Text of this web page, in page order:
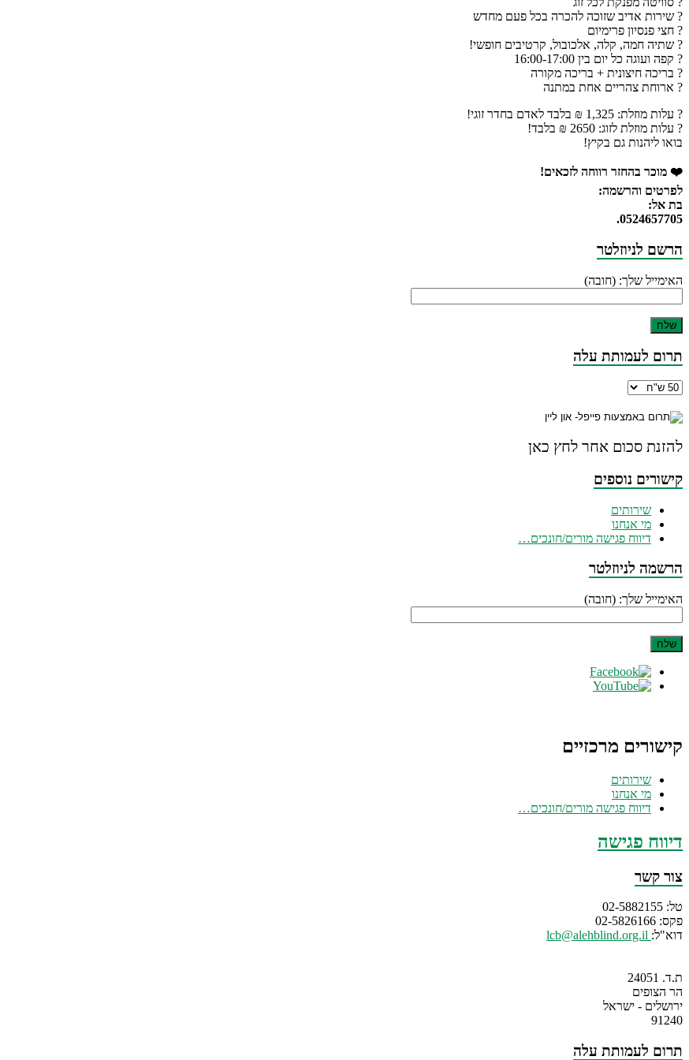
? שירות אדיב שזוכה להכרה בכל פעם מחדש
? חצי פנסיון פרימיום
? שתיה חמה, קלה, אלכובול, קרטיבים חופשי!
? קפה ועוגה כל יום בין 16:00-17:00
? בריכה חיצונית + בריכה מקורה
? ארוחת צהריים אחת במתנה
? עלות מוזלת: 1,325 ₪ בלבד לאדם בחדר זוגי!
? עלות מוזלת לזוג: 2650 ₪ בלבד!
בואו ליהנות גם בקיץ!
❤️ מוכר בהחזר רווחה לזכאים!
לפרטים והרשמה:
בת אל:
0524657705.
הרשם לניוזלטר
האימייל שלך: (חובה)
תרום לעמותת עלה
להזנת סכום אחר לחץ כאן
קישורים נוספים
שירותים
מי אנחנו
דיווח פגישה מורים/חונכים…
הרשמה לניוזלטר
האימייל שלך: (חובה)
קישורים מרכזיים
שירותים
מי אנחנו
דיווח פגישה מורים/חונכים…
דיווח פגישה
צור קשר
טל: 02-5882155
פקס: 02-5826166
דוא"ל:
ת.ד. 24051
הר הצופים
ירושלים - ישראל
91240
תרום לעמותת עלה